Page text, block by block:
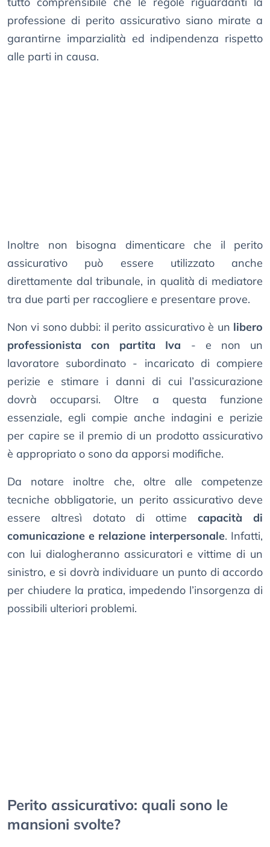
professione di perito assicurativo siano mirate a
garantirne imparzialità ed indipendenza rispetto
alle parti in causa.
Inoltre non bisogna dimenticare che il perito
assicurativo può essere utilizzato anche
direttamente dal tribunale, in qualità di mediatore
tra due parti per raccogliere e presentare prove.
Non vi sono dubbi: il perito assicurativo è un libero
professionista con partita Iva - e non un
lavoratore subordinato - incaricato di compiere
perizie e stimare i danni di cui l’assicurazione
dovrà occuparsi. Oltre a questa funzione
essenziale, egli compie anche indagini e perizie
per capire se il premio di un prodotto assicurativo
è appropriato o sono da apporsi modifiche.
Da notare inoltre che, oltre alle competenze
tecniche obbligatorie, un perito assicurativo deve
essere altresì dotato di ottimecapacità di
comunicazione e relazione interpersonale. Infatti,
con lui dialogheranno assicuratori e vittime di un
sinistro, e si dovrà individuare un punto di accordo
per chiudere la pratica, impedendo l’insorgenza di
possibili ulteriori problemi.
Perito assicurativo: quali sono le
mansioni svolte?